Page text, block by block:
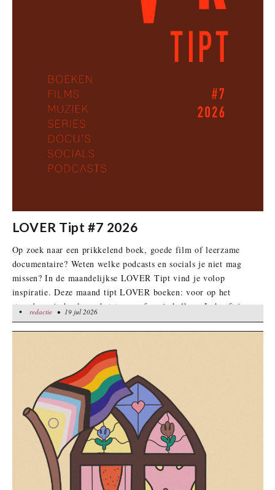
LOVER Tipt #7 2026
Op zoek naar een prikkelend boek, goede film of leerzame
documentaire? Weten welke podcasts en socials je niet mag
missen? In de maandelijkse LOVER Tipt vind je volop
inspiratie. Deze maand tipt LOVER boeken: voor op het
strand, op je bank, op het terras of op je balkon. Je hoeft je
deze zomer niet te vervelen.
redactie• 19 jul 2026
•redactie • 19 jul 2026